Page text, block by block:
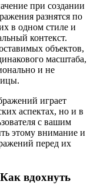
при создании
разнятся по
в одном стиле и
контекст.
объектов,
масштаба,
и не
играет
аспектах, но и в
с вашим
этому внимание и
перед их
вдохнуть